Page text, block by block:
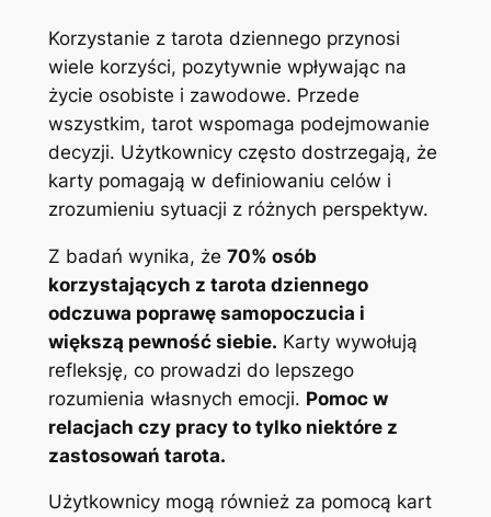
Korzystanie z tarota dziennego przynosi
wiele korzyści, pozytywnie wpływając na
życie osobiste i zawodowe. Przede
wszystkim, tarot wspomaga podejmowanie
decyzji. Użytkownicy często dostrzegają, że
karty pomagają w definiowaniu celów i
zrozumieniu sytuacji z różnych perspektyw.
Z badań wynika, że 70% osób
korzystających z tarota dziennego
odczuwa poprawę samopoczucia i
większą pewność siebie. Karty wywołują
refleksję, co prowadzi do lepszego
rozumienia własnych emocji. Pomoc w
relacjach czy pracy to tylko niektóre z
zastosowań tarota.
Użytkownicy mogą również za pomocą kart